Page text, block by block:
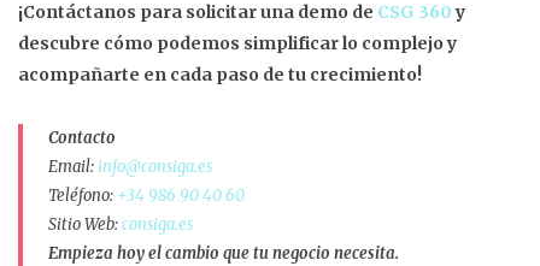
¡Contáctanos para solicitar una demo de CSG 360y
descubre cómo podemos simplificar lo complejo y
acompañarte en cada paso de tu crecimiento!
Contacto
Email: info@consiga.es
Teléfono: +34 986 90 40 60
Sitio Web:consiga.es
Empieza hoy el cambio que tu negocio necesita.